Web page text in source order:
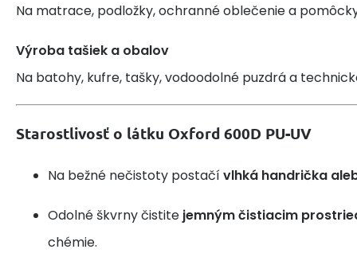
Na matrace, podložky, ochranné oblečenie a
Výroba tašiek a obalov
Na batohy, kufre, tašky, vodoodolné puzdrá a
Starostlivosť o látku Oxford 600D PU-UV
Na bežné nečistoty postačívlhká handrička
Odolné škvrny čistite jemným čistiacim
chémie.